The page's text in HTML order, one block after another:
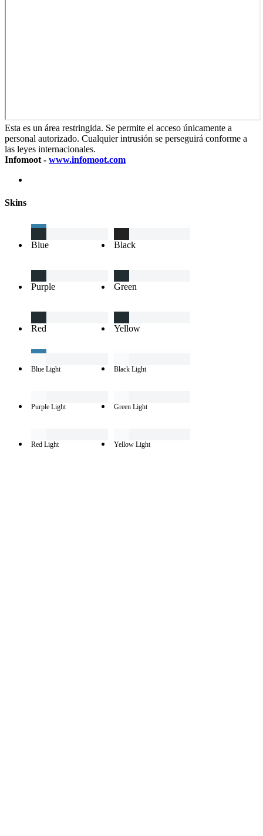
Esta es un área restringida. Se permite el acceso únicamente a
personal autorizado. Cualquier intrusión se perseguirá conforme a
las leyes internacionales.
Infomoot - www.infomoot.com
Skins
Blue Black
Purple Green
Red Yellow
Blue Light Black Light
Purple Light Green Light
Red Light Yellow Light